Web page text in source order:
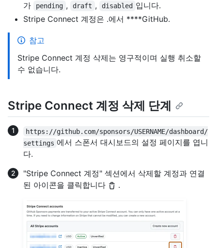
가
pending , draft , disabled 입니다.
Stripe Connect 계정은 .에서 ****GitHub.
참고
Stripe Connect 계정 삭제는 영구적이며 실행 취소할
수 없습니다.
Stripe Connect 계정 삭제 단계
https://github.com/sponsors/USERNAME/dashboard/
settings 에서 스폰서 대시보드의 설정 페이지를 엽니
다.
"Stripe Connect 계정" 섹션에서 삭제할 계정과 연결
된 아이콘을 클릭합니다
.